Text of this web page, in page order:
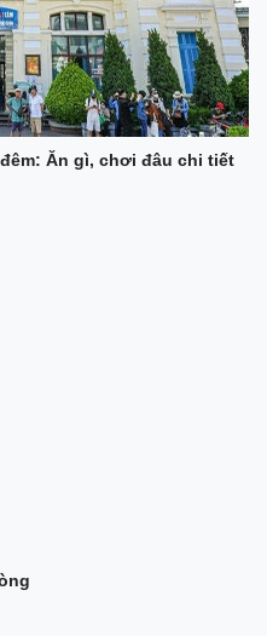
Ăn gì, chơi đâu chi tiết